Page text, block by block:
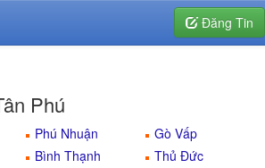
Đăng Tin
Phú
Phú Nhuận
Bình Thạnh
Gò Vấp
Thủ Đức